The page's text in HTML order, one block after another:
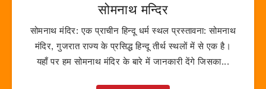
सोमनाथ मन्दिर
सोमनाथ मंदिर: एक प्राचीन हिन्दू धर्म स्थल प्रस्तावना: सोमनाथ
मंदिर, गुजरात राज्य के प्रसिद्ध हिन्दू तीर्थ स्थलों में से एक है।
यहाँ पर हम सोमनाथ मंदिर के बारे में जानकारी देंगे जिसका...